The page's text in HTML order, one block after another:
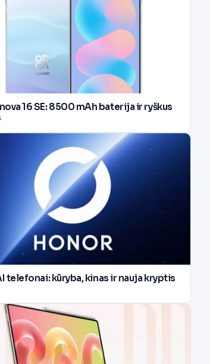
16 SE: 8500 mAh baterija ir ryškus
telefonai: kūryba, kinas ir nauja kryptis